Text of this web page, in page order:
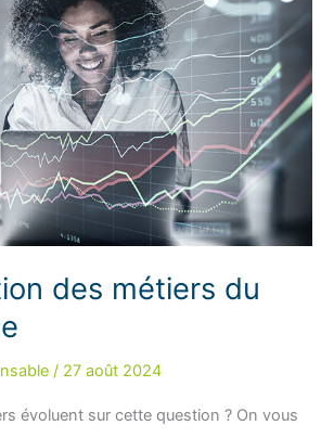
des métiers du
/ 27 août 2024
évoluent sur cette question ? On vous